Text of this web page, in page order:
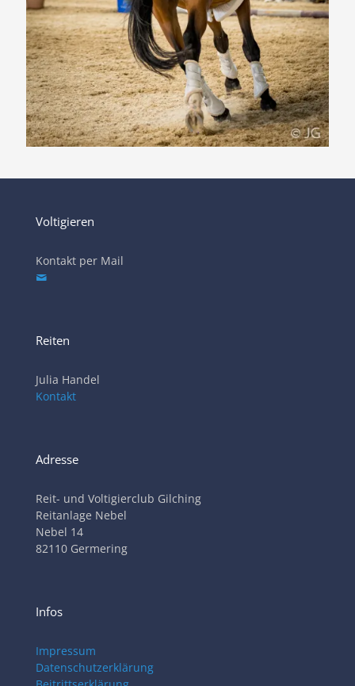
Voltigieren
Kontakt per Mail
Reiten
Julia Handel
Kontakt
Adresse
Reit- und Voltigierclub Gilching
Reitanlage Nebel
Nebel 14
82110 Germering
Infos
Impressum
Datenschutzerklärung